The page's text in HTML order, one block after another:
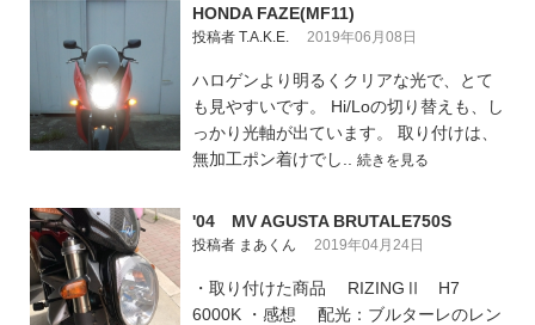
HONDA FAZE(MF11)
投稿者 T.A.K.E. 2019年06月08日
ハロゲンより明るくクリアな光で、とて
も見やすいです。 Hi/Loの切り替えも、し
っかり光軸が出ています。 取り付けは、
無加工ポン着けでし.. 続きを見る
'04 MV AGUSTA BRUTALE750S
投稿者 まあくん 2019年04月24日
・取り付けた商品 RIZINGⅡ H7
6000K ・感想 配光：ブルターレのレン